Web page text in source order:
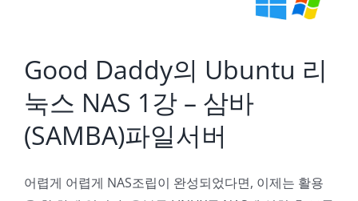
Good Daddy의 Ubuntu 리
눅스 NAS 1강 – 삼바
(SAMBA)파일서버
어렵게 어렵게 NAS조립이 완성되었다면, 이제는 활용